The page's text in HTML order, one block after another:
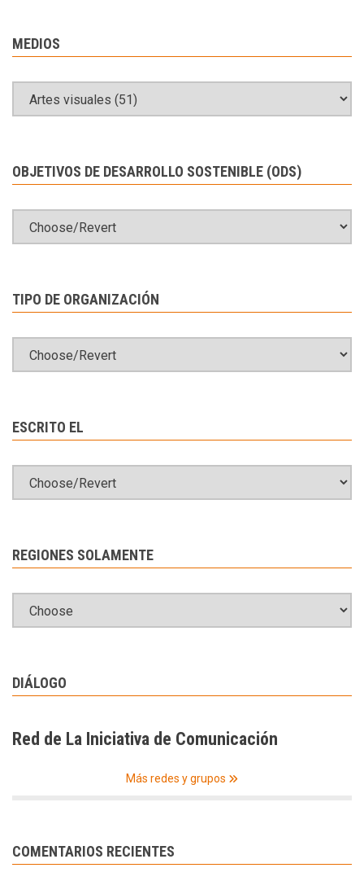
MEDIOS
OBJETIVOS DE DESARROLLO SOSTENIBLE (ODS)
TIPO DE ORGANIZACIÓN
ESCRITO EL
REGIONES SOLAMENTE
DIÁLOGO
Red de La Iniciativa de Comunicación
Más redes y grupos
COMENTARIOS RECIENTES